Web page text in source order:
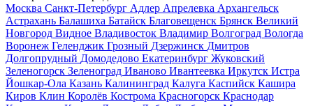
Москва Санкт-Петербург Адлер Апрелевка Архангельск
Астрахань Балашиха Батайск Благовещенск Брянск Великий
Новгород Видное Владивосток Владимир Волгоград Вологда
Воронеж Геленджик Грозный Дзержинск Дмитров
Долгопрудный Домодедово Екатеринбург Жуковский
Зеленогорск Зеленоград Иваново Ивантеевка Иркутск Истра
Йошкар-Ола Казань Калининград Калуга Каспийск Кашира
Киров Клин Королёв Кострома Красногорск Краснодар